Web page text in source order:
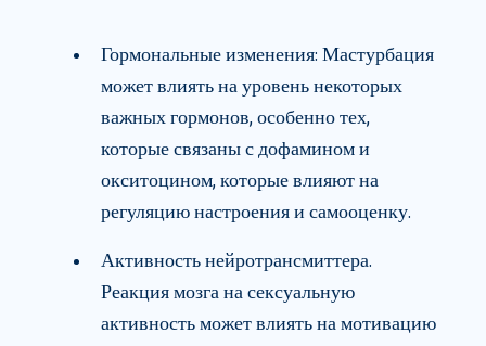
Гормональные изменения: Мастурбация
может влиять на уровень некоторых
важных гормонов, особенно тех,
которые связаны с дофамином и
окситоцином, которые влияют на
регуляцию настроения и самооценку.
Активность нейротрансмиттера.
Реакция мозга на сексуальную
активность может влиять на мотивацию